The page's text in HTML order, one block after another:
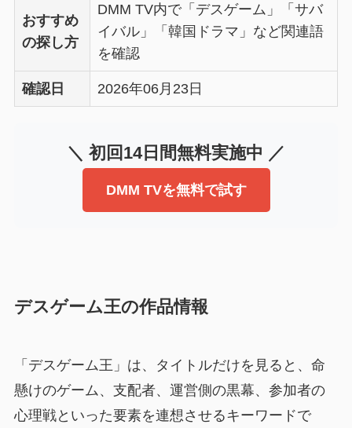
おすすめ
の探し方
DMM TV内で「デスゲーム」「サバ
イバル」「韓国ドラマ」など関連語
を確認
確認日 2026年06月23日
＼ 初回14日間無料実施中 ／
DMM TVを無料で試す
デスゲーム王の作品情報
「デスゲーム王」は、タイトルだけを見ると、命
懸けのゲーム、支配者、運営側の黒幕、参加者の
心理戦といった要素を連想させるキーワードで